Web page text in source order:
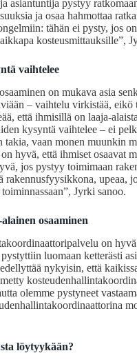
asiantuntija pystyy
ja osaa hahmottaa
tähän ei pysty, jos
kosteusmittauksille”,
vaihtelee
on mukava asia
– vaihtelu virkistää,
että ihmisillä on laaja-
kysyntä vaihtelee – ei
takia, vaan monen muunkin
hyvä, että ihmiset osaavat
jos pystyy toimimaan
rakennusfyysikkona, upeaa,
Jyrki sanoo.
osaaminen
on
pystyttiin luomaan ketterästi
nykyisin, että
olemme pystyneet
löytyykään?